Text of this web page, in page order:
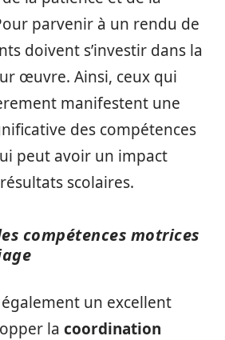
parvenir à un rendu de
doivent s’investir dans la
œuvre. Ainsi, ceux qui
manifestent une
des compétences
peut avoir un impact
scolaires.
compétences motrices
un excellent
la coordination